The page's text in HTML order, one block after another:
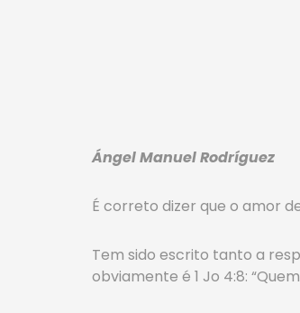
Ángel Manuel Rodríguez
É correto dizer que o amor
Tem sido escrito tanto a
obviamente é 1 Jo 4:8: